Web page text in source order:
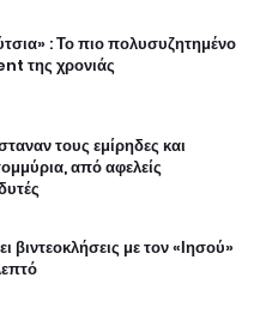
: Το πιο πολυσυζητημένο
της χρονιάς
τους εμίρηδες και
από αφελείς
βιντεοκλήσεις με τον «Ιησού»